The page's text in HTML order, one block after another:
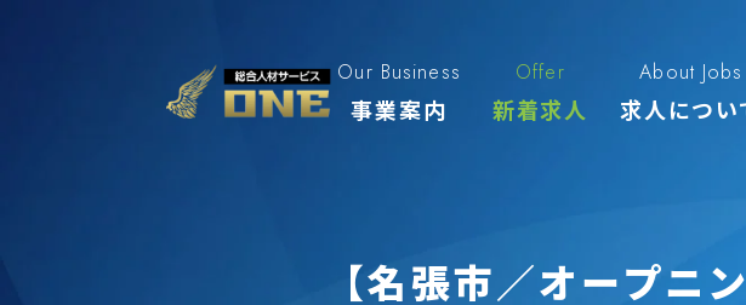
Our Business
事業案内
Offer
新着求人
About Jobs
求人につい
【名張市／オープニ